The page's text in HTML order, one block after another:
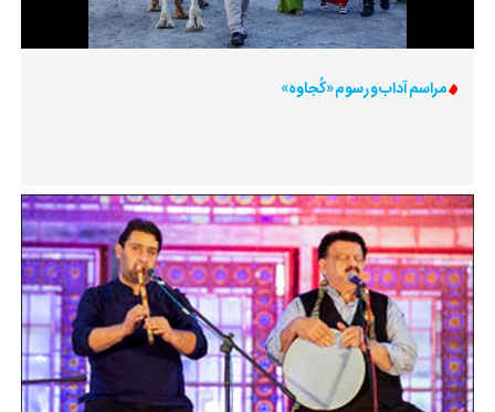
مراسم آداب و رسوم «کُجاوه»